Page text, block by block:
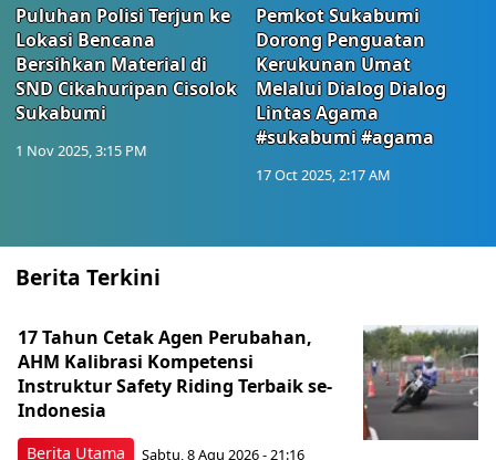
Puluhan Polisi Terjun ke
Lokasi Bencana
Bersihkan Material di
SND Cikahuripan Cisolok
Sukabumi
1 Nov 2025, 3:15 PM
Pemkot Sukabumi
Dorong Penguatan
Kerukunan Umat
Melalui Dialog Dialog
Lintas Agama
#sukabumi #agama
17 Oct 2025, 2:17 AM
Berita Terkini
Berita Utama
17 Tahun Cetak Agen Perubahan,
AHM Kalibrasi Kompetensi
Instruktur Safety Riding Terbaik se-
Indonesia
Sabtu, 8 Agu 2026 - 21:16